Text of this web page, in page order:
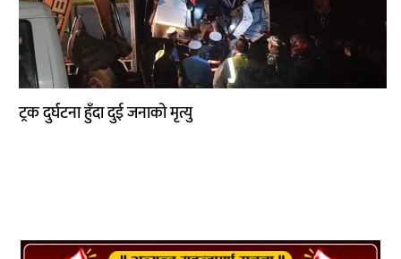
ट्रक दुर्घटना हुँदा दुई जनाको मृत्यु